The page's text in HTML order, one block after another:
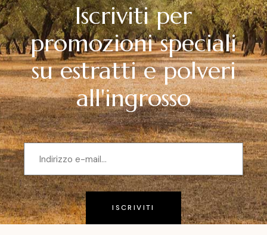
Iscriviti per
promozioni speciali
su estratti e polveri
all'ingrosso
ISCRIVITI